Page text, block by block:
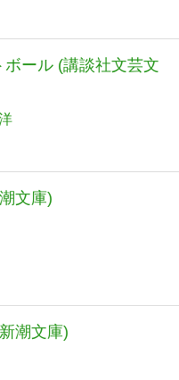
ール (講談社文芸文
文庫)
潮文庫)